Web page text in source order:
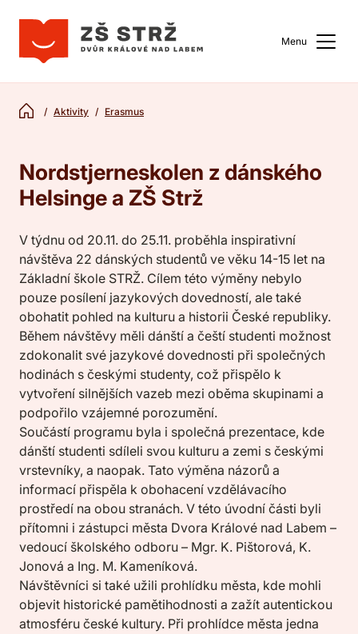
Menu
Aktivity Erasmus
Nordstjerneskolen z dánského
Helsinge a ZŠ Strž
V týdnu od 20.11. do 25.11. proběhla inspirativní
návštěva 22 dánských studentů ve věku 14-15 let na
Základní škole STRŽ. Cílem této výměny nebylo
pouze posílení jazykových dovedností, ale také
obohatit pohled na kulturu a historii České republiky.
Během návštěvy měli dánští a čeští studenti možnost
zdokonalit své jazykové dovednosti při společných
hodinách s českými studenty, což přispělo k
vytvoření silnějších vazeb mezi oběma skupinami a
podpořilo vzájemné porozumění.
Součástí programu byla i společná prezentace, kde
dánští studenti sdíleli svou kulturu a zemi s českými
vrstevníky, a naopak. Tato výměna názorů a
informací přispěla k obohacení vzdělávacího
prostředí na obou stranách. V této úvodní části byli
přítomni i zástupci města Dvora Králové nad Labem –
vedoucí školského odboru – Mgr. K. Pištorová, K.
Jonová a Ing. M. Kameníková.
Návštěvníci si také užili prohlídku města, kde mohli
objevit historické pamětihodnosti a zažít autentickou
atmosféru české kultury. Při prohlídce města jedna